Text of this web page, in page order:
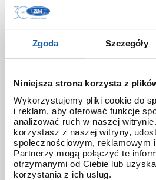
Zgoda Szczegóły
Niniejsza strona korzysta z
Wykorzystujemy pliki cookie do
i reklam, aby oferować funkcje
analizować ruch w naszej
korzystasz z naszej witryny,
społecznościowym, reklamowym
Partnerzy mogą połączyć te
otrzymanymi od Ciebie lub
korzystania z ich usług.
hidden talents
ignite red
illuminator g-
iluminator g-shock
instrukcja
jak czyścić g-
jak skrócić bransoletę w g-
jak ustawić zegarek g-shock
jak włączyć podświetlenie w
jak wymienić baterię gshock?